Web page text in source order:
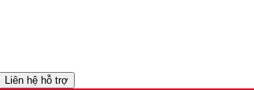
Liên hệ hỗ trợ